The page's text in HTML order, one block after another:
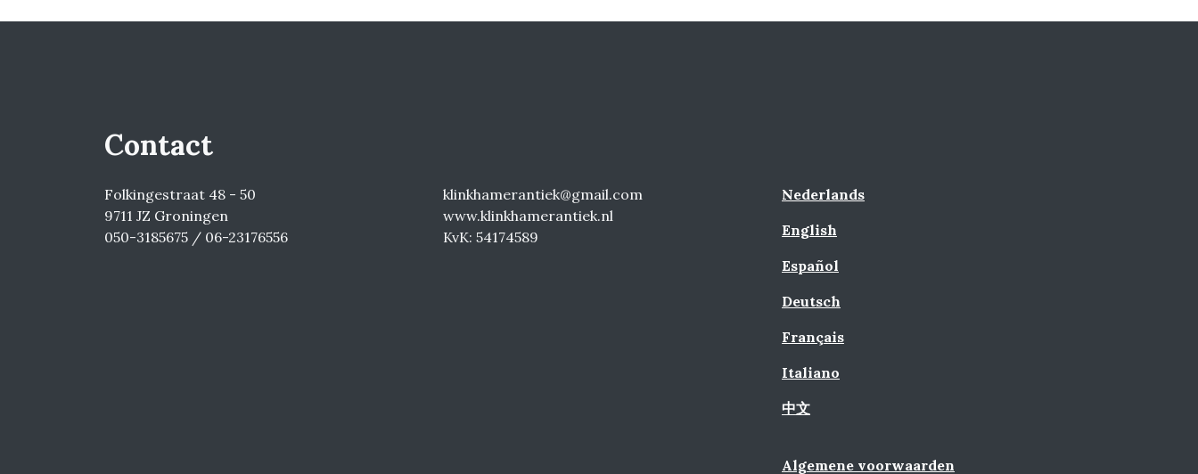
Contact
Folkingestraat 48 - 50
9711 JZ Groningen
050-3185675 / 06-23176556
klinkhamerantiek@gmail.com
www.klinkhamerantiek.nl
KvK: 54174589
Nederlands
English
Español
Deutsch
Français
Italiano
中文
Algemene voorwaarden